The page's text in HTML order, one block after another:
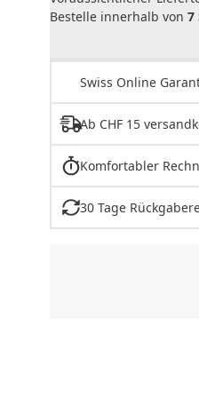
Bestelle innerhalb von 7
Swiss Online
Ab CHF 15
Komfortabler
30 Tage